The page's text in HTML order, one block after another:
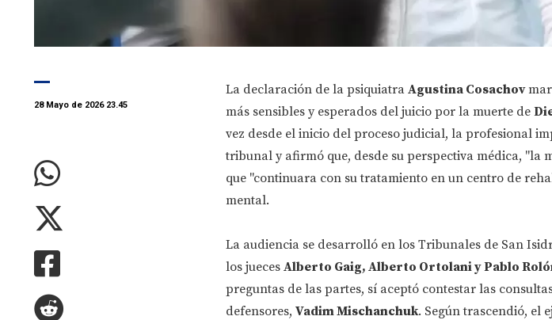
28 Mayo de 2026 23.45
La declaración de la psiquiatra Agustina Cosachov
más sensibles y esperados del juicio por la muerte de
vez desde el inicio del proceso judicial, la profesional
tribunal y afirmó que, desde su perspectiva médica, "la
que "continuara con su tratamiento en un centro de
mental.
La audiencia se desarrolló en los Tribunales de San
los jueces Alberto Gaig, Alberto Ortolani y Pablo
preguntas de las partes, sí aceptó contestar las
defensores, Vadim Mischanchuk. Según trascendió, el